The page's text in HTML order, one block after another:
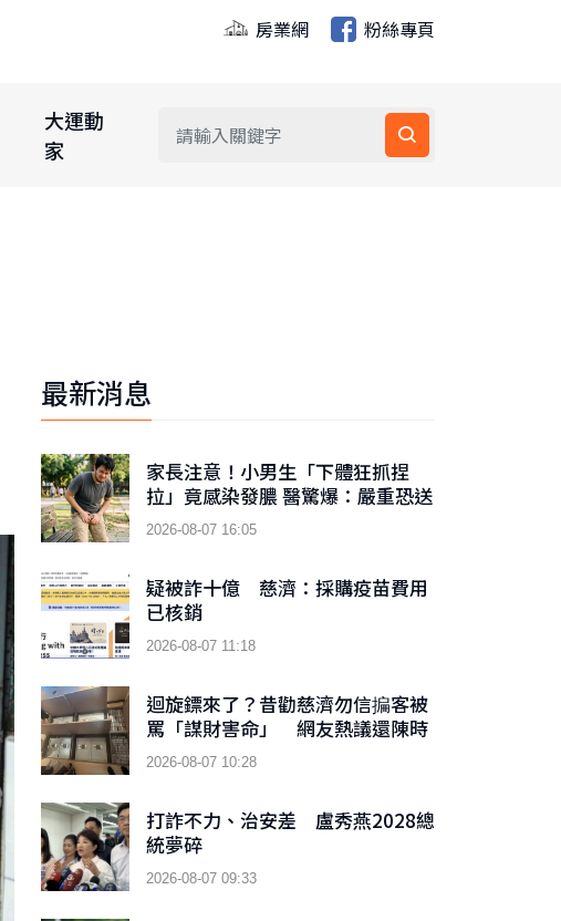
房業網 粉絲專頁
大運動
家
最新消息
家長注意！小男生「下體狂抓捏
拉」竟感染發膿 醫驚爆：嚴重恐送
急診！
2026-08-07 16:05
疑被詐十億 慈濟：採購疫苗費用
已核銷
2026-08-07 11:18
迴旋鏢來了？昔勸慈濟勿信揙客被
罵「謀財害命」 網友熱議還陳時
中公道
2026-08-07 10:28
打詐不力、治安差 盧秀燕2028總
統夢碎
2026-08-07 09:33